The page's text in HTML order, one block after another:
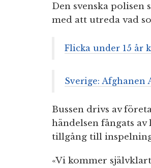
Den svenska
med att utreda vad
Flicka under 15 år
Sverige:
Bussen drivs av
händelsen fångats
tillgång till
«Vi kommer